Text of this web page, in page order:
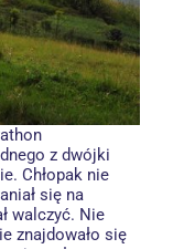
z dwójki
Chłopak nie
się na
walczyć. Nie
znajdowało się